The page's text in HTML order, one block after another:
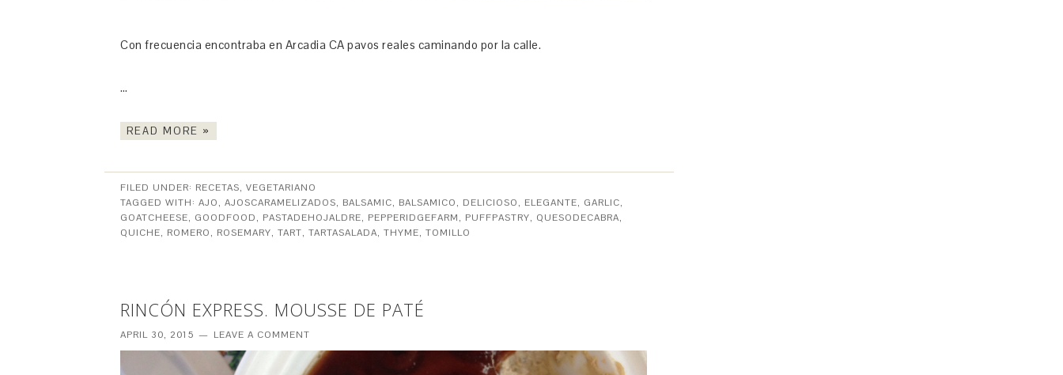
Con frecuencia encontraba en Arcadia CA pavos reales caminando por la calle.
…
READ MORE »
FILED UNDER: RECETAS, VEGETARIANO
TAGGED WITH: AJO, AJOSCARAMELIZADOS, BALSAMIC, BALSAMICO, DELICIOSO, ELEGANTE, GARLIC,
GOATCHEESE, GOODFOOD, PASTADEHOJALDRE, PEPPERIDGEFARM, PUFFPASTRY, QUESODECABRA,
QUICHE, ROMERO, ROSEMARY, TART, TARTASALADA, THYME, TOMILLO
RINCÓN EXPRESS. MOUSSE DE PATÉ
APRIL 30, 2015 LEAVE A COMMENT